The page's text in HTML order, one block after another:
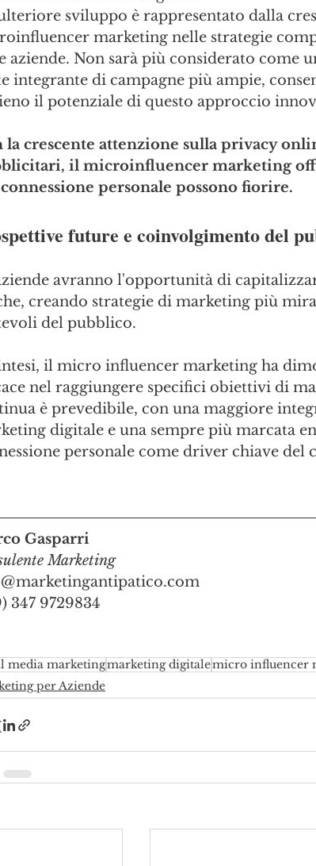
sviluppo è rappresentato dalla
marketing nelle strategie
aziende. Non sarà più considerato come
integrante di campagne più ampie,
il potenziale di questo approccio
la crescente attenzione sulla privacy
il microinfluencer marketing
personale possono fiorire.
future e coinvolgimento del
avranno l'opportunità di
creando strategie di marketing più
del pubblico.
il micro influencer marketing ha
nel raggiungere specifici obiettivi di
è prevedibile, con una maggiore
digitale e una sempre più marcata
personale come driver chiave
Gasparri
Marketing
347 9729834
media marketingmarketing digitalemicro influencer
per Aziende